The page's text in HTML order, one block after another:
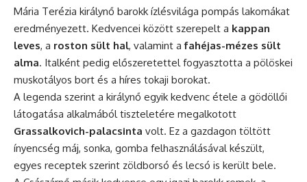
Mária Terézia királynő barokk ízlésvilága pompás lakomákat
eredményezett. Kedvencei között szerepelt a kappan
leves, a roston sült hal, valamint afahéjas-mézes sült
alma. Italként pedig előszeretettel fogyasztotta a pölöskei
muskotályos bort és a híres tokaji borokat.
A legenda szerint a királynő egyik kedvenc étele a gödöllői
látogatása alkalmából tiszteletére megalkotott
Grassalkovich-palacsinta volt. Ez a gazdagon töltött
ínyencség máj, sonka, gomba felhasználásával készült,
egyes receptek szerint zöldborsó és lecsó is került bele.